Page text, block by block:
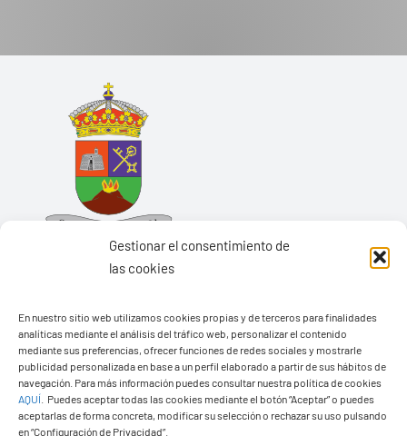
Gestionar el consentimiento de
las cookies
En nuestro sitio web utilizamos cookies propias y de terceros para finalidades
analíticas mediante el análisis del tráfico web, personalizar el contenido
mediante sus preferencias, ofrecer funciones de redes sociales y mostrarle
publicidad personalizada en base a un perfil elaborado a partir de sus hábitos de
navegación. Para más información puedes consultar nuestra política de cookies
AQUÍ
Puedes aceptar todas las cookies mediante el botón “Aceptar” o puedes
aceptarlas de forma concreta, modificar su selección o rechazar su uso pulsando
en “Configuración de Privacidad”.
Ayuntamiento de Yaiza
Pza. de Los Remedios, 1
35570 – Yaiza
Tel:928 83 62 20